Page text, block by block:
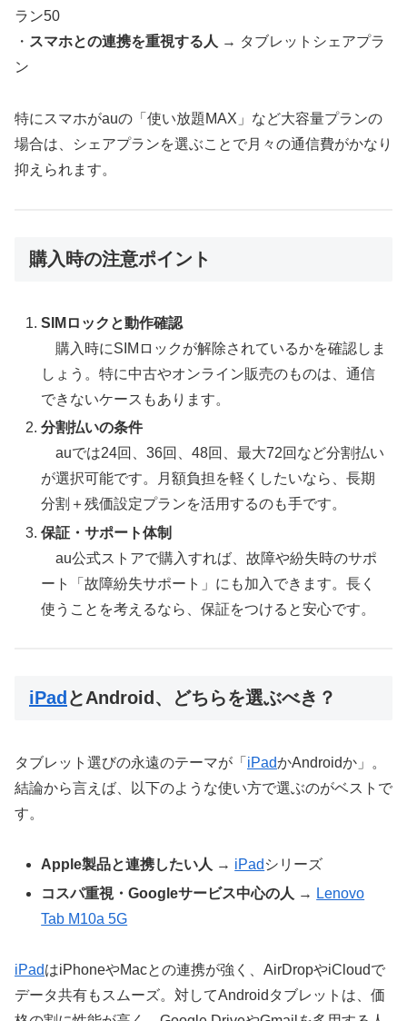
ラン50
・ スマホとの連携を重視する人 → タブレットシェアプラ
ン
特にスマホがauの「使い放題MAX」など大容量プランの
場合は、シェアプランを選ぶことで月々の通信費がかなり
抑えられます。
購入時の注意ポイント
SIMロックと動作確認
購入時にSIMロックが解除されているかを確認しま
しょう。特に中古やオンライン販売のものは、通信
できないケースもあります。
分割払いの条件
auでは24回、36回、48回、最大72回など分割払い
が選択可能です。月額負担を軽くしたいなら、長期
分割＋残価設定プランを活用するのも手です。
保証・サポート体制
au公式ストアで購入すれば、故障や紛失時のサポ
ート「故障紛失サポート」にも加入できます。長く
使うことを考えるなら、保証をつけると安心です。
iPad とAndroid、どちらを選ぶべき？
タブレット選びの永遠のテーマが「 iPadかAndroidか」。
結論から言えば、以下のような使い方で選ぶのがベストで
す。
Apple製品と連携したい人 → iPad シリーズ
コスパ重視・Googleサービス中心の人 → Lenovo
Tab M10a 5G
iPadはiPhoneやMacとの連携が強く、AirDropやiCloudで
データ共有もスムーズ。対してAndroidタブレットは、価